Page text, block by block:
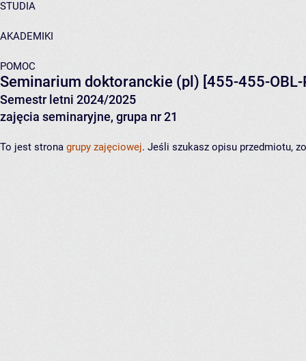
STUDIA
AKADEMIKI
POMOC
Seminarium doktoranckie (pl) [455-455-OBL-
Semestr letni 2024/2025
zajęcia seminaryjne, grupa nr 21
To jest strona grupy zajęciowej. Jeśli szukasz opisu przedmiotu,